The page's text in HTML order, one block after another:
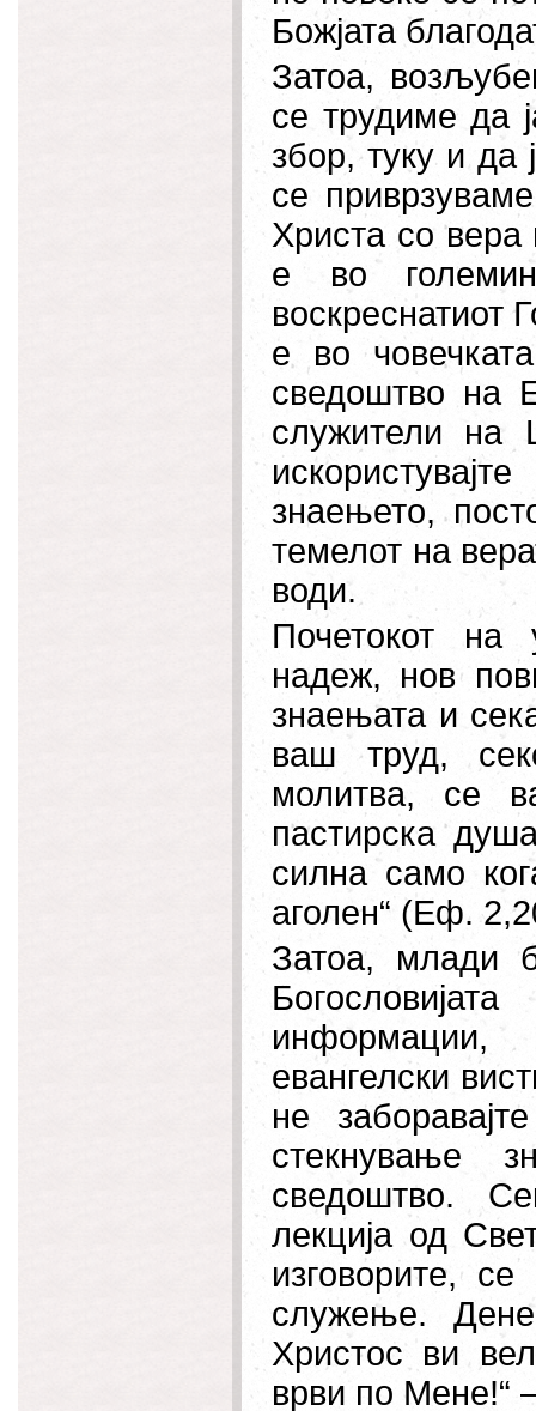
Божјата
Затоа,
се трудиме да
збор, туку и
се
Христа со вера
е во
воскреснатиот
е во
сведоштво на
служители на
знаењето,
темелот на
води.
Почетокот на
надеж, нов
знаењата и
ваш труд,
молитва, се
пастирска
силна само
аголен“ (Еф.
Затоа, млади
евангелски
не
стекнување
сведоштво.
лекција од
изговорите,
служење.
Христос ви
врви по Мене!“